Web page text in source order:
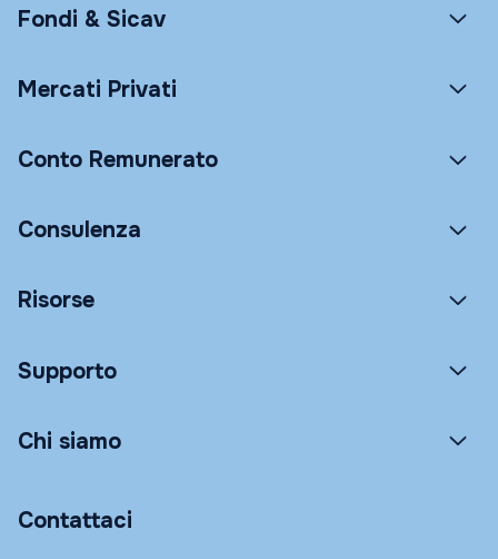
Fondi & Sicav
Mercati Privati
Conto Remunerato
Consulenza
Risorse
Supporto
Chi siamo
Contattaci